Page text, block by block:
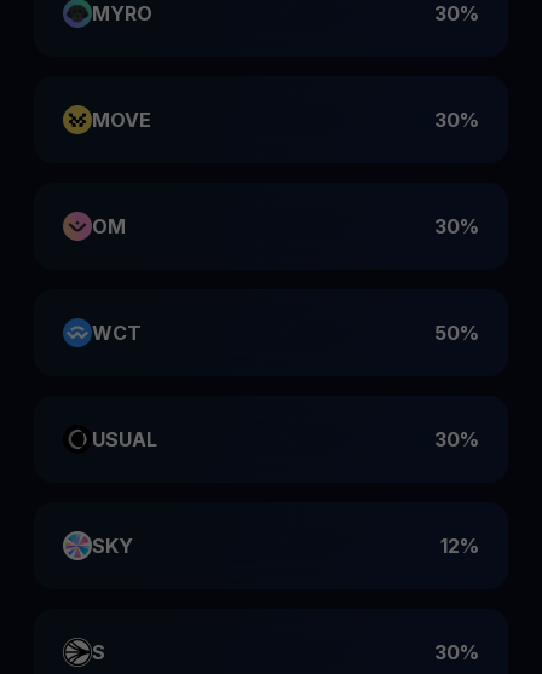
MYRO 30%
MOVE 30%
OM 30%
WCT 50%
USUAL 30%
SKY 12%
S 30%